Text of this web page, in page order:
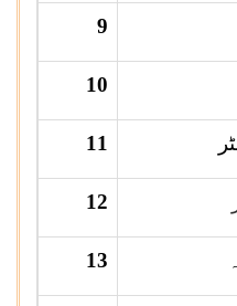
9
10
11
12
13